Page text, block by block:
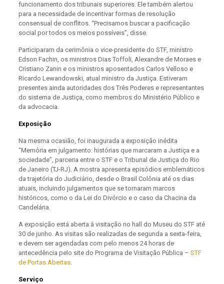
funcionamento dos tribunais superiores. Ele também alertou
para a necessidade de incentivar formas de resolução
consensual de conflitos. “Precisamos buscar a pacificação
social por todos os meios possíveis”, disse.
Participaram da cerimônia o vice-presidente do STF, ministro
Edson Fachin, os ministros Dias Toffoli, Alexandre de Moraes e
Cristiano Zanin e os ministros aposentados Carlos Velloso e
Ricardo Lewandowski, atual ministro da Justiça. Estiveram
presentes ainda autoridades dos Três Poderes e representantes
do sistema de Justiça, como membros do Ministério Público e
da advocacia.
Exposição
Na mesma ocasião, foi inaugurada a exposição inédita
“Memória em julgamento: histórias que marcaram a Justiça e a
sociedade”, parceria entre o STF e o Tribunal de Justiça do Rio
de Janeiro (TJ-RJ). A mostra apresenta episódios emblemáticos
da trajetória do Judiciário, desde o Brasil Colônia até os dias
atuais, incluindo julgamentos que se tornaram marcos
históricos, como o da Lei do Divórcio e o caso da Chacina da
Candelária.
A exposição está aberta à visitação no hall do Museu do STF até
30 de junho. As visitas são realizadas de segunda a sexta-feira,
e devem ser agendadas com pelo menos 24 horas de
antecedência pelo site do Programa de Visitação Pública – STF
de Portas Abertas.
Serviço